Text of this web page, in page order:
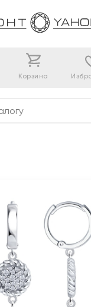
Корзина